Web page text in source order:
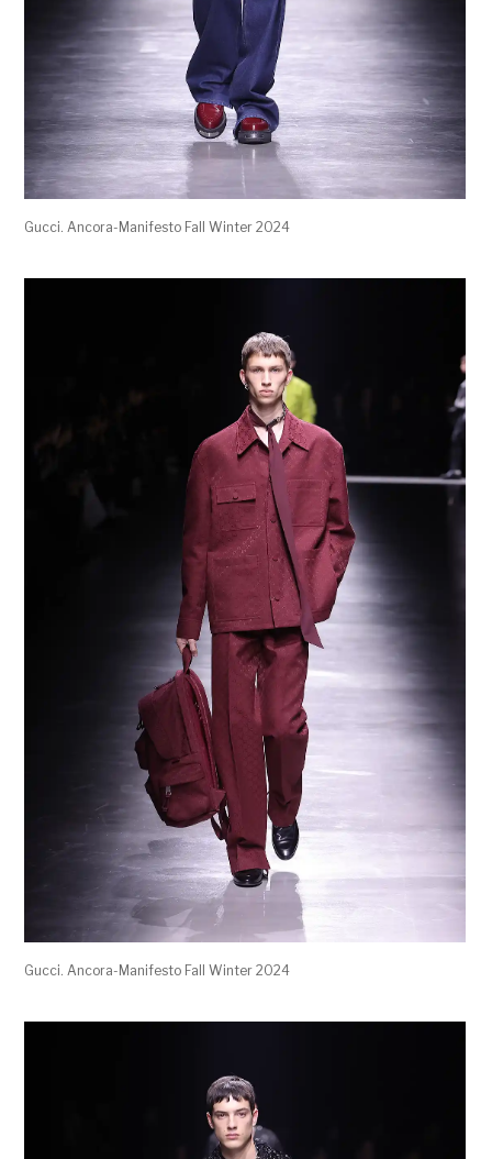
Gucci. Ancora-Manifesto Fall Winter 2024
Gucci. Ancora-Manifesto Fall Winter 2024